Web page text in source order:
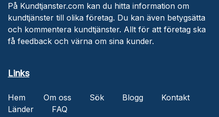
På Kundtjanster.com kan du hitta information om
kundtjänster till olika företag. Du kan även betygsätta
och kommentera kundtjänster. Allt för att företag ska
få feedback och värna om sina kunder.
Links
Hem Om oss Sök Blogg
Kontakt
Länder
FAQ